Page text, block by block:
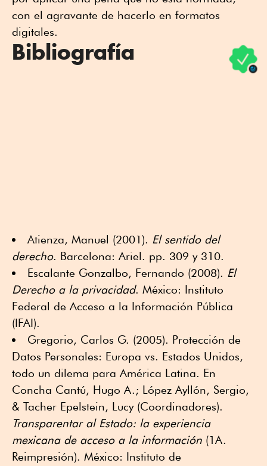
con el agravante de hacerlo en formatos
digitales.
Bibliografía
Atienza, Manuel (2001). El sentido del
derecho. Barcelona: Ariel. pp. 309 y 310.
Escalante Gonzalbo, Fernando (2008). El
Derecho a la privacidad. México: Instituto
Federal de Acceso a la Información Pública
(IFAI).
Gregorio, Carlos G. (2005). Protección de
Datos Personales: Europa vs. Estados Unidos,
todo un dilema para América Latina. En
Concha Cantú, Hugo A.; López Ayllón, Sergio,
& Tacher Epelstein, Lucy (Coordinadores).
Transparentar al Estado: la experiencia
mexicana de acceso a la información (1A.
Reimpresión). México: Instituto de